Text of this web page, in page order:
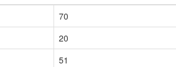
70
20
51